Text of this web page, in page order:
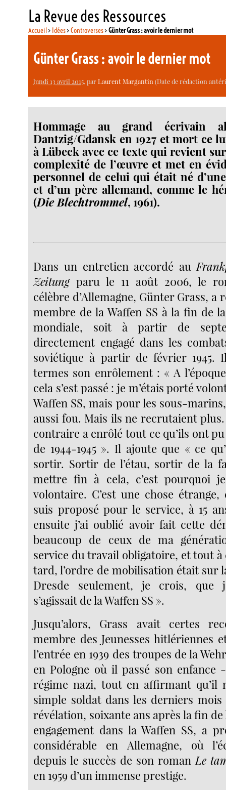
La Revue des Ressources
Accueil> Idées>Controverses>Günter Grass : avoir le dernier mot
Günter Grass : avoir le dernier mot
lundi 13 avril 2015, parLaurent Margantin (Date de rédaction
Hommage au grand écrivain
Dantzig/Gdansk en 1927 et mort ce
à Lübeck avec ce texte qui revient
complexité de l’œuvre et met en
personnel de celui qui était né
et d’un père allemand, comme le
(Die Blechtrommel, 1961).
Dans un entretien accordé au
Zeitungparu le 11 août 2006, le
célèbre d’Allemagne, Günter Grass, a
membre de la Waffen SS à la fin de
mondiale, soit à partir de
directement engagé dans les
soviétique à partir de février 1945.
termes son enrôlement : « A
cela s’est passé : je m’étais porté
Waffen SS, mais pour les sous-
aussi fou. Mais ils ne recrutaient plus.
contraire a enrôlé tout ce qu’ils ont
de 1944-1945 ». Il ajoute que « ce
sortir. Sortir de l’étau, sortir de la
mettre fin à cela, c’est pourquoi
volontaire. C’est une chose
suis proposé pour le service, à 15
ensuite j’ai oublié avoir fait cette
beaucoup de ceux de ma
service du travail obligatoire, et tout
tard, l’ordre de mobilisation était sur
Dresde seulement, je crois, que
s’agissait de la Waffen SS ».
Jusqu’alors, Grass avait certes
membre des Jeunesses hitlériennes
l’entrée en 1939 des troupes de la
en Pologne où il passé son
régime nazi, tout en affirmant qu’il
simple soldat dans les derniers
révélation, soixante ans après la fin
engagement dans la Waffen SS, a
considérable en Allemagne, où
depuis le succès de son roman Le
en 1959 d’un immense prestige.